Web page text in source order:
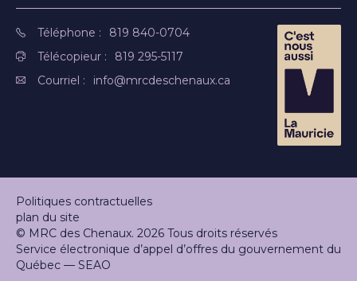
Téléphone :
819 840-0704
Télécopieur :
819 295-5117
Courriel :
info@mrcdeschenaux.ca
Politiques contractuelles
plan du site
© MRC des Chenaux. 2026 Tous droits réservés
Service électronique d’appel d’offres du gouvernement du
Québec — SEAO